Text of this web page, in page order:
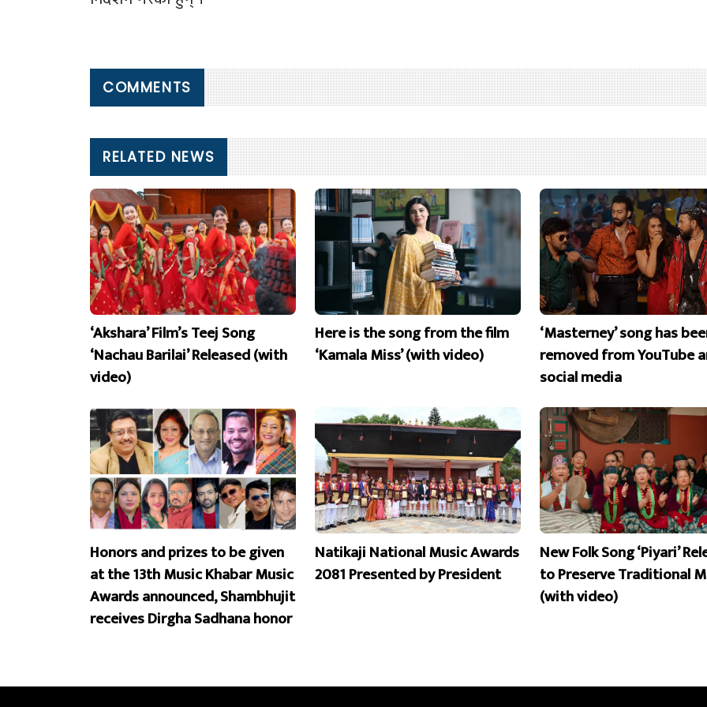
COMMENTS
RELATED NEWS
‘Akshara’ Film’s Teej Song
‘Nachau Barilai’ Released (with
video)
Here is the song from the film
‘Kamala Miss’ (with video)
‘Masterney’ song has
removed from YouTube
social media
Honors and prizes to be given
at the 13th Music Khabar Music
Awards announced, Shambhujit
receives Dirgha Sadhana honor
Natikaji National Music Awards
2081 Presented by President
New Folk Song ‘Piyari’
to Preserve Traditional
(with video)